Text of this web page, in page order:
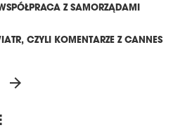
Z SAMORZĄDAMI
CZYLI KOMENTARZE Z CANNES
arrow_forward